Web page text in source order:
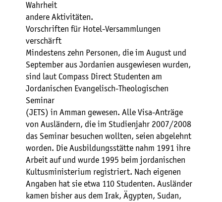
Wahrheit
andere Aktivitäten.
Vorschriften für Hotel-Versammlungen
verschärft
Mindestens zehn Personen, die im August und
September aus Jordanien ausgewiesen wurden,
sind laut Compass Direct Studenten am
Jordanischen Evangelisch-Theologischen
Seminar
(JETS) in Amman gewesen. Alle Visa-Anträge
von Ausländern, die im Studienjahr 2007/2008
das Seminar besuchen wollten, seien abgelehnt
worden. Die Ausbildungsstätte nahm 1991 ihre
Arbeit auf und wurde 1995 beim jordanischen
Kultusministerium registriert. Nach eigenen
Angaben hat sie etwa 110 Studenten. Ausländer
kamen bisher aus dem Irak, Ägypten, Sudan,